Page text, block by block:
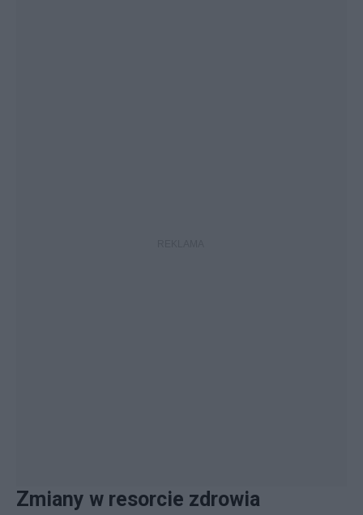
Zmiany w resorcie zdrowia